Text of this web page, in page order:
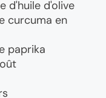
d'huile d'olive
curcuma en
paprika